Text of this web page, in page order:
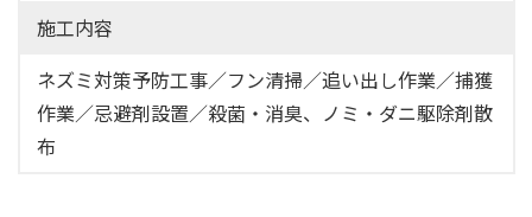
施工内容
ネズミ対策予防工事／フン清掃／追い出し作業／捕獲
作業／忌避剤設置／殺菌・消臭、ノミ・ダニ駆除剤散
布